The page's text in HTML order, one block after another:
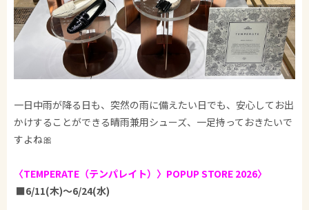
一日中雨が降る日も、突然の雨に備えたい日でも、安心してお出
かけすることができる晴雨兼用シューズ、一足持っておきたいで
すよね🎀
〈TEMPERATE（テンパレイト）〉POPUP STORE 2026〉
■6/11(木)～6/24(水)